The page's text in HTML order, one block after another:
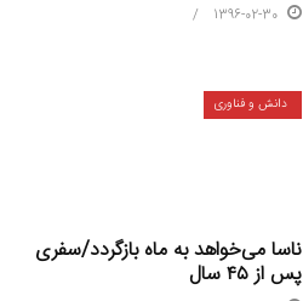
1396-02-30
دانش و فناوری
ناسا می‌خواهد به ماه بازگردد/سفری
پس از ۴۵ سال